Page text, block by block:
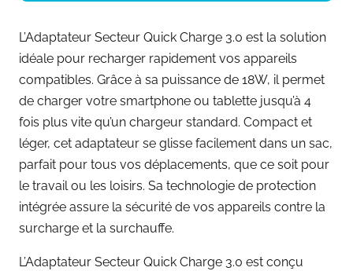
L’Adaptateur Secteur Quick Charge 3.0 est la solution
idéale pour recharger rapidement vos appareils
compatibles. Grâce à sa puissance de 18W, il permet
de charger votre smartphone ou tablette jusqu’à 4
fois plus vite qu’un chargeur standard. Compact et
léger, cet adaptateur se glisse facilement dans un sac,
parfait pour tous vos déplacements, que ce soit pour
le travail ou les loisirs. Sa technologie de protection
intégrée assure la sécurité de vos appareils contre la
surcharge et la surchauffe.
L’Adaptateur Secteur Quick Charge 3.0 est conçu